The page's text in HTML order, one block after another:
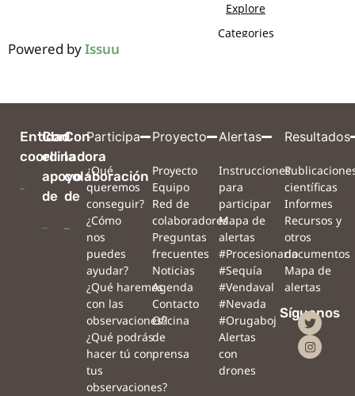
Powered byIssuu
Entidad
coordinadora
Con
el
apoyo
de
Con
la
colaboración
de
Participa
¿Qué
queremos
conseguir?
¿Cómo
nos
puedes
ayudar?
¿Qué haremos
con las
observaciones?
¿Qué podrás
hacer tú con
tus
observaciones?
Proyecto
Proyecto
Equipo
Red de
colaboradores
Preguntas
frecuentes
Noticias
Agenda
Contacto
Oficina
de
prensa
Alertas
Instrucciones
para
participar
Mapa de
alertas
#Procesionaria
#Sequía
#Vendaval
#Nevada
#Orugaboj
Alertas
con
drones
Resultados
científicas
Informes
Recursos y
otros
documentos
Mapa de
alertas
Síguenos